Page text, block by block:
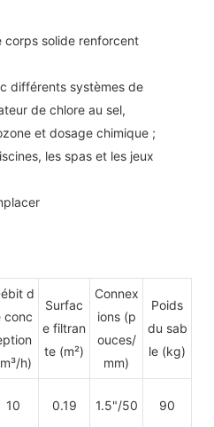
corps solide renforcent
différents systèmes de
de chlore au sel,
et dosage chimique ;
les spas et les jeux
d
conc
h)
Surfac
e filtran
te (m²)
Connex
ions (p
ouces/
mm)
Poids
du sab
le (kg)
10 0.19 1.5"/50 90